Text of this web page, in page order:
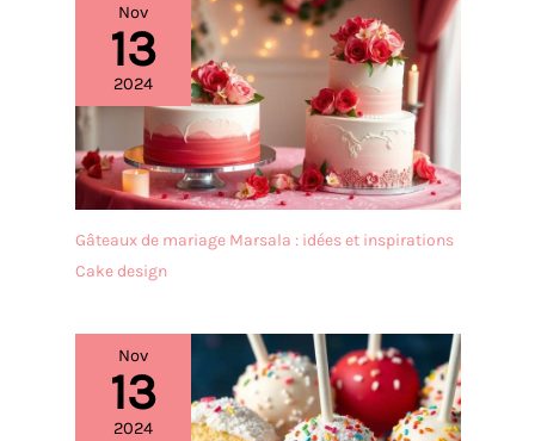
Nov
13
2024
Gâteaux de mariage Marsala : idées et inspirations
Cake design
Nov
13
2024